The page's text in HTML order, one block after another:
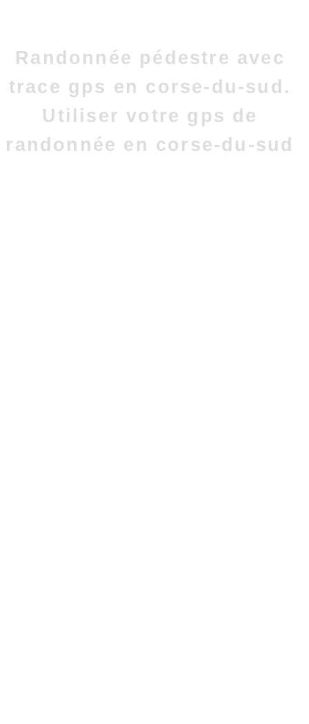
Randonnée pédestre avec
trace gps en corse-du-sud.
Utiliser votre gps de
randonnée en corse-du-sud